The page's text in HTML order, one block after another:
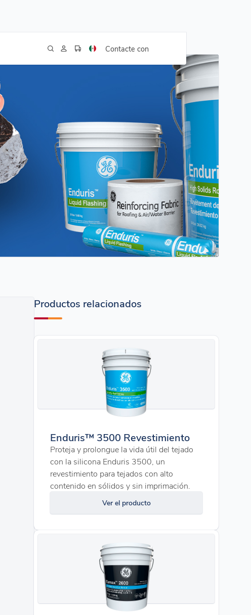
Contacte con
Productos relacionados
Enduris™ 3500 Revestimiento
Proteja y prolongue la vida útil del tejado
con la silicona Enduris 3500, un
revestimiento para tejados con alto
contenido en sólidos y sin imprimación.
Ver el producto